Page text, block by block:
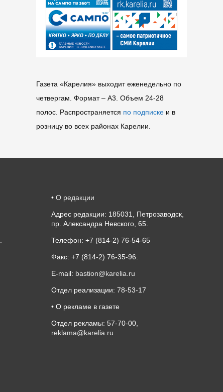
Газета «Карелия» выходит еженедельно по
четвергам. Формат – A3. Объем 24-28
полос. Распространяется по подписке и в
розницу во всех районах Карелии.
• О редакции
Адрес редакции: 185031, Петрозаводск,
пр. Александра Невского, 65.
Телефон: +7 (814-2) 76-54-65
Факс: +7 (814-2) 76-35-96.
E-mail: bastion@karelia.ru
Отдел реализации: 78-53-17
• О рекламе в газете
Отдел рекламы: 57-70-00,
reklama@karelia.ru